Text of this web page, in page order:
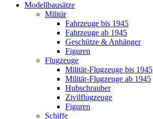
Modellbausätze
Militär
Fahrzeuge bis 1945
Fahrzeuge ab 1945
Geschütze & Anhänger
Figuren
Flugzeuge
Militär-Flugzeuge bis 1945
Militär-Flugzeuge ab 1945
Hubschrauber
Zivilflugzeuge
Figuren
Schiffe